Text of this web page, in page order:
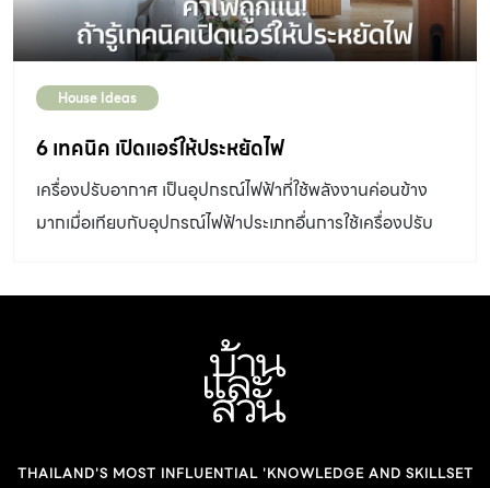
House Ideas
6 เทคนิค เปิดแอร์ให้ประหยัดไฟ
เครื่องปรับอากาศ เป็นอุปกรณ์ไฟฟ้าที่ใช้พลังงานค่อนข้าง
มากเมื่อเทียบกับอุปกรณ์ไฟฟ้าประเภทอื่นการใช้เครื่องปรับ
THAILAND'S MOST INFLUENTIAL 'KNOWLEDGE AND SKILLSET